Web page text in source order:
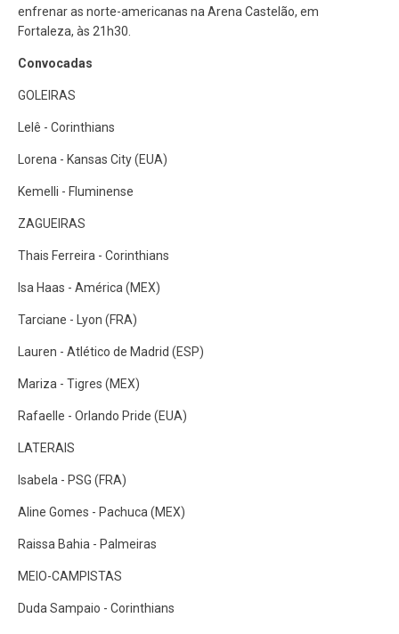
enfrenar as norte-americanas na Arena Castelão, em
Fortaleza, às 21h30.
Convocadas
GOLEIRAS
Lelê - Corinthians
Lorena - Kansas City (EUA)
Kemelli - Fluminense
ZAGUEIRAS
Thais Ferreira - Corinthians
Isa Haas - América (MEX)
Tarciane - Lyon (FRA)
Lauren - Atlético de Madrid (ESP)
Mariza - Tigres (MEX)
Rafaelle - Orlando Pride (EUA)
LATERAIS
Isabela - PSG (FRA)
Aline Gomes - Pachuca (MEX)
Raissa Bahia - Palmeiras
MEIO-CAMPISTAS
Duda Sampaio - Corinthians